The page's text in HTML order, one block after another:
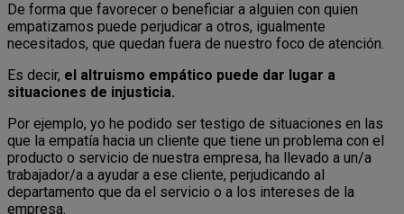
De forma que favorecer o beneficiar a alguien con quien
empatizamos puede perjudicar a otros, igualmente
necesitados, que quedan fuera de nuestro foco de atención.
Es decir, el altruismo empático puede dar lugar a
situaciones de injusticia.
Por ejemplo, yo he podido ser testigo de situaciones en las
que la empatía hacia un cliente que tiene un problema con el
producto o servicio de nuestra empresa, ha llevado a un/a
trabajador/a a ayudar a ese cliente, perjudicando al
departamento que da el servicio o a los intereses de la
empresa.